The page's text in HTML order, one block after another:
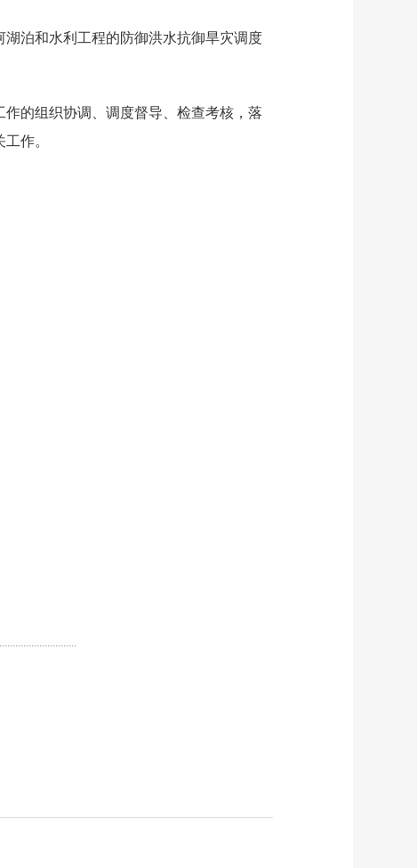
泊和水利工程的防御洪水抗御旱灾调度
的组织协调、调度督导、检查考核，落
作。